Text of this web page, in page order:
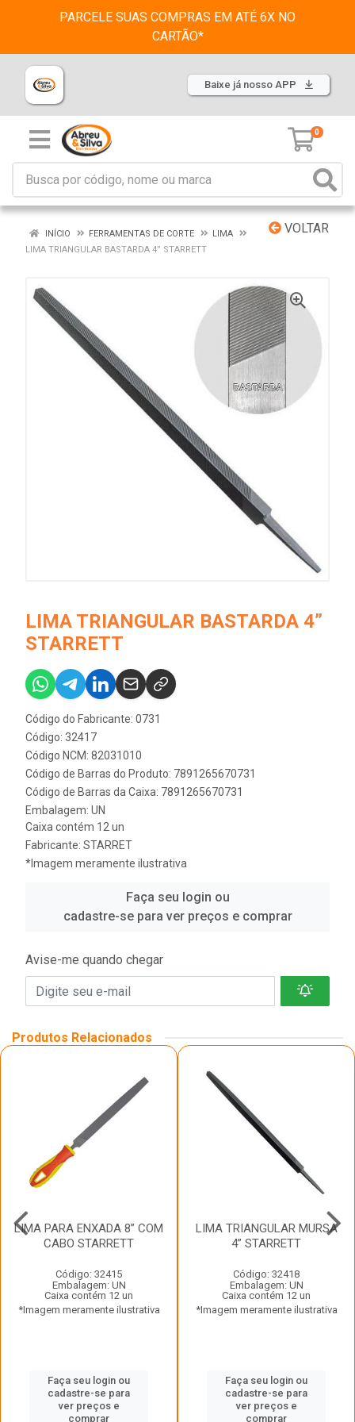
PARCELE SUAS COMPRAS EM ATÉ 6X NO
CARTÃO*
Baixe já nosso APP
0
VOLTAR
INÍCIO FERRAMENTAS DE CORTE
LIMA
LIMA TRIANGULAR BASTARDA 4” STARRETT
LIMA TRIANGULAR BASTARDA 4”
STARRETT
Código do Fabricante: 0731
Código: 32417
Código NCM: 82031010
Código de Barras do Produto: 7891265670731
Código de Barras da Caixa: 7891265670731
Embalagem: UN
Caixa contém 12 un
Fabricante: STARRET
*Imagem meramente ilustrativa
Faça seu login ou
cadastre-se para ver preços e comprar
Avise-me quando chegar
Produtos Relacionados
LIMA PARA ENXADA 8” COM
CABO STARRETT
Código: 32415
Embalagem: UN
Caixa contém 12 un
*Imagem meramente ilustrativa
Faça seu login ou
cadastre-se para
ver preços e
comprar
LIMA TRIANGULAR MURSA
4” STARRETT
Código: 32418
Embalagem: UN
Caixa contém 12 un
*Imagem meramente ilustrativa
Faça seu login ou
cadastre-se para
ver preços e
comprar